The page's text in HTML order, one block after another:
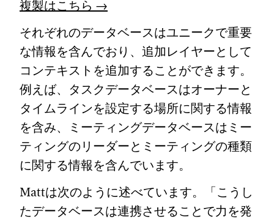
複製はこちら →
それぞれのデータベースはユニークで重要
な情報を含んでおり、追加レイヤーとして
コンテキストを追加することができます。
例えば、タスクデータベースはオーナーと
タイムラインを設定する場所に関する情報
を含み、ミーティングデータベースはミー
ティングのリーダーとミーティングの種類
に関する情報を含んでいます。
Mattは次のように述べています。「こうし
たデータベースは連携させることで力を発